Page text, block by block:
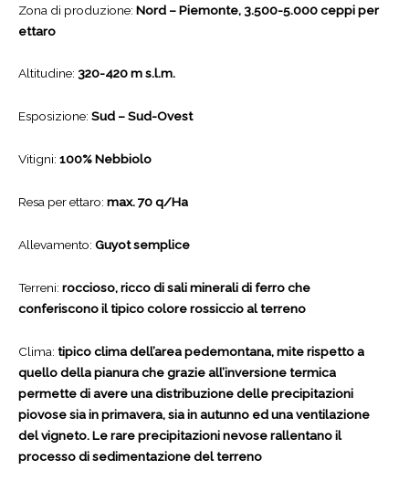
Zona di produzione: Nord – Piemonte, 3.500-5.000 ceppi per
ettaro
Altitudine: 320-420 m s.l.m.
Esposizione: Sud – Sud-Ovest
Vitigni: 100% Nebbiolo
Resa per ettaro: max. 70 q/Ha
Allevamento: Guyot semplice
Terreni: roccioso, ricco di sali minerali di ferro che
conferiscono il tipico colore rossiccio al terreno
Clima: tipico clima dell’area pedemontana, mite rispetto a
quello della pianura che grazie all’inversione termica
permette di avere una distribuzione delle precipitazioni
piovose sia in primavera, sia in autunno ed una ventilazione
del vigneto. Le rare precipitazioni nevose rallentano il
processo di sedimentazione del terreno